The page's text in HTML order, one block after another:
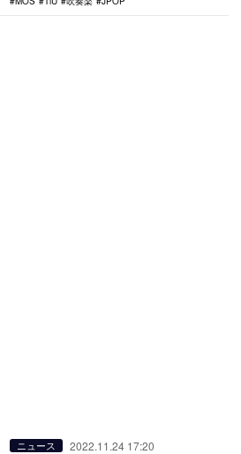
ニュース 2022.11.24 17:20